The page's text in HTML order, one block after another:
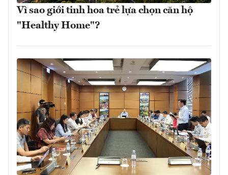
Vì sao giới tinh hoa trẻ lựa chọn căn hộ
"Healthy Home"?